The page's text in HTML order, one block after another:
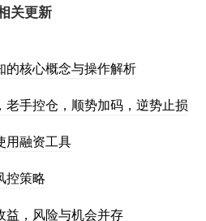
关更新
的核心概念与操作解析
手控仓，顺势加码，逆势止损
用融资工具
控策略
益，风险与机会并存